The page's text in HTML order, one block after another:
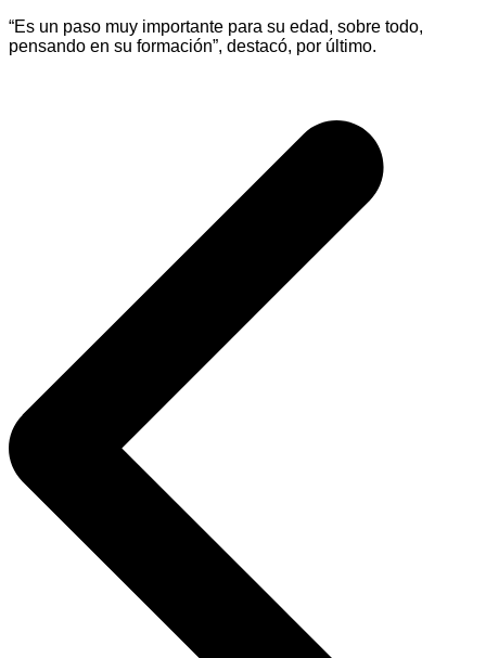
“Es un paso muy importante para su edad, sobre todo,
pensando en su formación”, destacó, por último.